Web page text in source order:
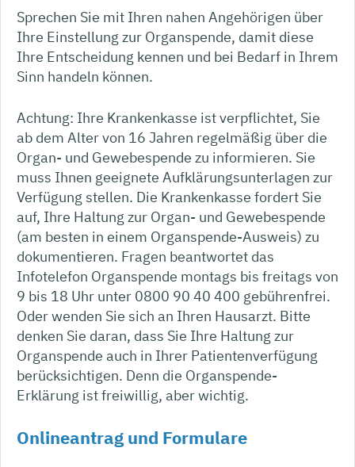
Sprechen Sie mit Ihren nahen Angehörigen über
Ihre Einstellung zur Organspende, damit diese
Ihre Entscheidung kennen und bei Bedarf in Ihrem
Sinn handeln können.
Achtung: Ihre Krankenkasse ist verpflichtet, Sie
ab dem Alter von 16 Jahren regelmäßig über die
Organ- und Gewebespende zu informieren. Sie
muss Ihnen geeignete Aufklärungsunterlagen zur
Verfügung stellen. Die Krankenkasse fordert Sie
auf, Ihre Haltung zur Organ- und Gewebespende
(am besten in einem Organspende-Ausweis) zu
dokumentieren. Fragen beantwortet das
Infotelefon Organspende montags bis freitags von
9 bis 18 Uhr unter 0800 90 40 400 gebührenfrei.
Oder wenden Sie sich an Ihren Hausarzt. Bitte
denken Sie daran, dass Sie Ihre Haltung zur
Organspende auch in Ihrer Patientenverfügung
berücksichtigen. Denn die Organspende-
Erklärung ist freiwillig, aber wichtig.
Onlineantrag und Formulare